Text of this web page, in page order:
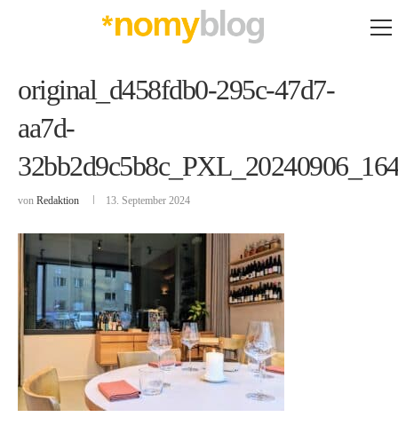
original_d458fdb0-295c-47d7-
aa7d-
von Redaktion 13. September 2024